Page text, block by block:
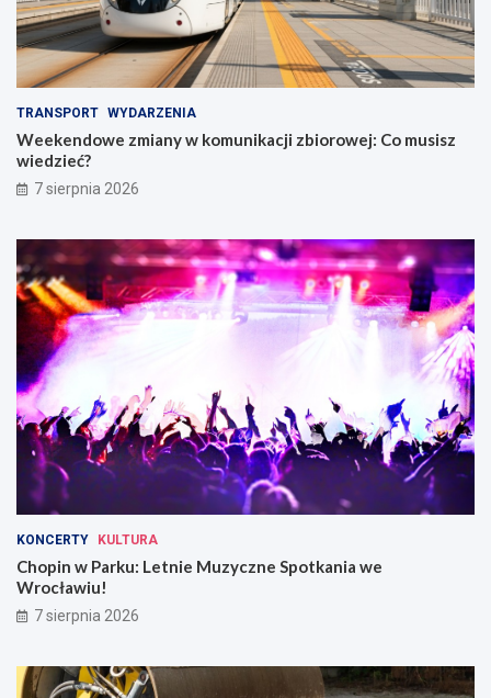
TRANSPORT WYDARZENIA
Weekendowe zmiany w komunikacji zbiorowej: Co musisz
wiedzieć?
7 sierpnia 2026
KONCERTY KULTURA
Chopin w Parku: Letnie Muzyczne Spotkania we
Wrocławiu!
7 sierpnia 2026